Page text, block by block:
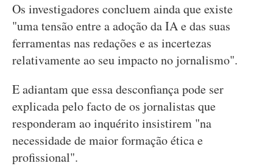
Os investigadores concluem ainda que existe
"uma tensão entre a adoção da IA e das suas
ferramentas nas redações e as incertezas
relativamente ao seu impacto no jornalismo".
E adiantam que essa desconfiança pode ser
explicada pelo facto de os jornalistas que
responderam ao inquérito insistirem "na
necessidade de maior formação ética e
profissional".